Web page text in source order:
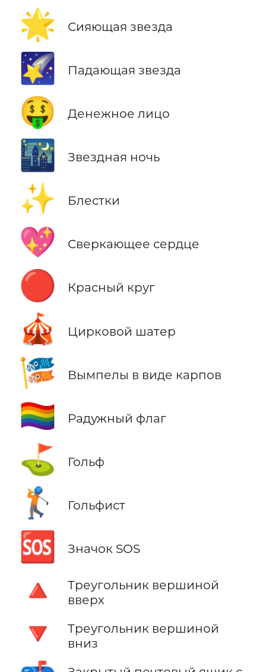
🌟 Сияющая звезда
🌠 Падающая звезда
🤑 Денежное лицо
🌃 Звездная ночь
✨ Блестки
💖 Сверкающее сердце
🔴 Красный круг
🎪 Цирковой шатер
🎏 Вымпелы в виде карпов
🏳️‍🌈 Радужный флаг
⛳ Гольф
🏌️ Гольфист
🆘 Значок SOS
🔺
Треугольник вершиной
вверх
🔻
Треугольник вершиной
вниз